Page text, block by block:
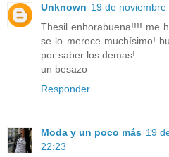
Unknown 19 de
Thesil enhorabuena!!!! me
se lo merece muchísimo!
por saber los demas!
un besazo
Responder
Moda y un poco más 19
22:23